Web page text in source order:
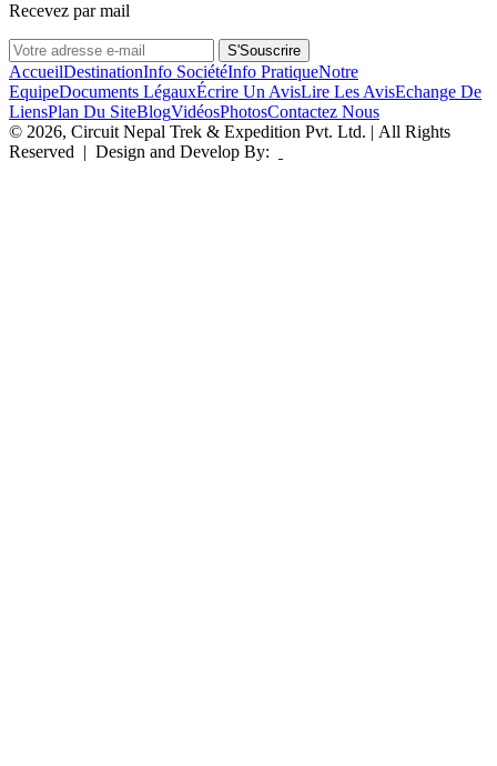
Recevez par mail
S'Souscrire
AccueilDestinationInfo SociétéInfo PratiqueNotre
EquipeDocuments LégauxÉcrire Un AvisLire Les AvisEchange De
LiensPlan Du SiteBlogVidéosPhotosContactez Nous
© 2026, Circuit Nepal Trek & Expedition Pvt. Ltd. | All Rights
Reserved | Design and Develop By: